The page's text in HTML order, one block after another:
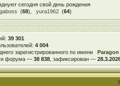
сегодня свой день рождения
(68), yura1962 (64)
39 301
4 004
зарегистрированного по имени
Paragon
форума — 38 838, зафиксирован —